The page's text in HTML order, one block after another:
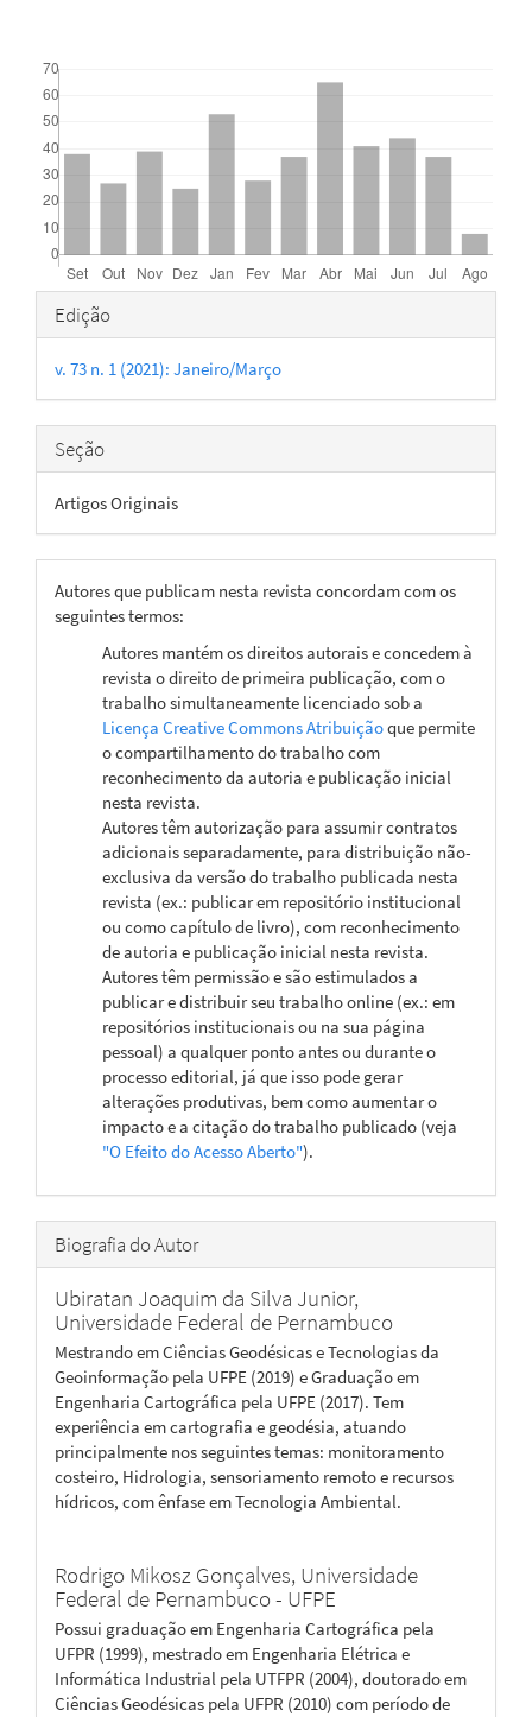
Detalhes
do
artigo
Edição
v. 73 n. 1 (2021): Janeiro/Março
Seção
Artigos Originais
Autores que publicam nesta revista concordam com os
seguintes termos:
Autores mantém os direitos autorais e concedem à
revista o direito de primeira publicação, com o
trabalho simultaneamente licenciado sob a
Licença Creative Commons Atribuiçãoque permite
o compartilhamento do trabalho com
reconhecimento da autoria e publicação inicial
nesta revista.
Autores têm autorização para assumir contratos
adicionais separadamente, para distribuição não-
exclusiva da versão do trabalho publicada nesta
revista (ex.: publicar em repositório institucional
ou como capítulo de livro), com reconhecimento
de autoria e publicação inicial nesta revista.
Autores têm permissão e são estimulados a
publicar e distribuir seu trabalho online (ex.: em
repositórios institucionais ou na sua página
pessoal) a qualquer ponto antes ou durante o
processo editorial, já que isso pode gerar
alterações produtivas, bem como aumentar o
impacto e a citação do trabalho publicado (veja
"O Efeito do Acesso Aberto").
Biografia do Autor
Ubiratan Joaquim da Silva Junior,
Universidade Federal de Pernambuco
Mestrando em Ciências Geodésicas e Tecnologias da
Geoinformação pela UFPE (2019) e Graduação em
Engenharia Cartográfica pela UFPE (2017). Tem
experiência em cartografia e geodésia, atuando
principalmente nos seguintes temas: monitoramento
costeiro, Hidrologia, sensoriamento remoto e recursos
hídricos, com ênfase em Tecnologia Ambiental.
Rodrigo Mikosz Gonçalves, Universidade
Federal de Pernambuco - UFPE
Possui graduação em Engenharia Cartográfica pela
UFPR (1999), mestrado em Engenharia Elétrica e
Informática Industrial pela UTFPR (2004), doutorado em
Ciências Geodésicas pela UFPR (2010) com período de